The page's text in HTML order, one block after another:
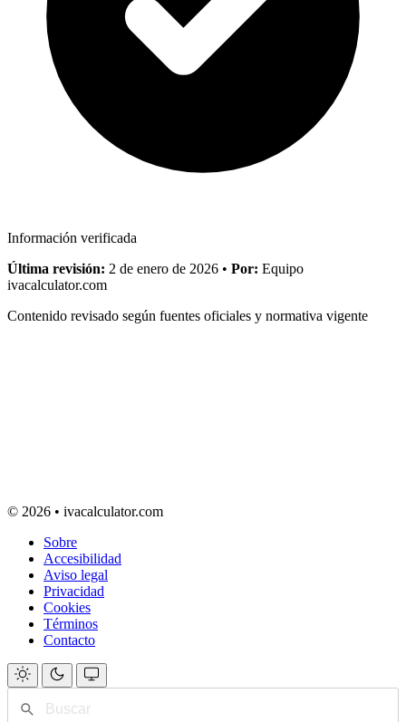
Información verificada
Última revisión: 2 de enero de 2026 • Por: Equipo
ivacalculator.com
Contenido revisado según fuentes oficiales y normativa vigente
© 2026 • ivacalculator.com
Sobre
Accesibilidad
Aviso legal
Privacidad
Cookies
Términos
Contacto